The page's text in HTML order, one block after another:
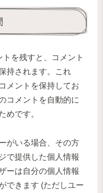
を残すと、コメント
持されます。これ
メントを保持してお
コメントを自動的に
めです。
がいる場合、その方
で提供した個人情報
ーは自分の個人情報
できます (ただしユー